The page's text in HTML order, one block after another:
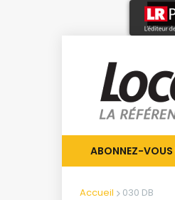
ABONNEZ-VOUS
Accueil 030 DB